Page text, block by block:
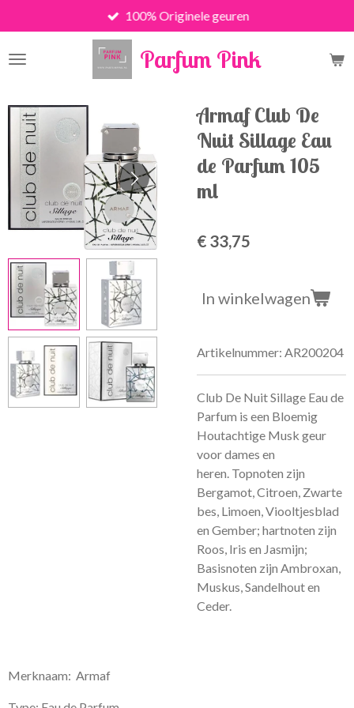
direct
naar
Parfum Pink
100% Originele geuren
Armaf Club De
Nuit Sillage Eau
de Parfum 105
ml
€ 33,75
In winkelwagen
Artikelnummer: AR200204
Club De Nuit Sillage Eau de
Parfum is een Bloemig
Houtachtige Musk geur
voor dames en
heren. Topnoten zijn
Bergamot, Citroen, Zwarte
bes, Limoen, Viooltjesblad
en Gember; hartnoten zijn
Roos, Iris en Jasmijn;
Basisnoten zijn Ambroxan,
Muskus, Sandelhout en
Ceder.
Merknaam: Armaf